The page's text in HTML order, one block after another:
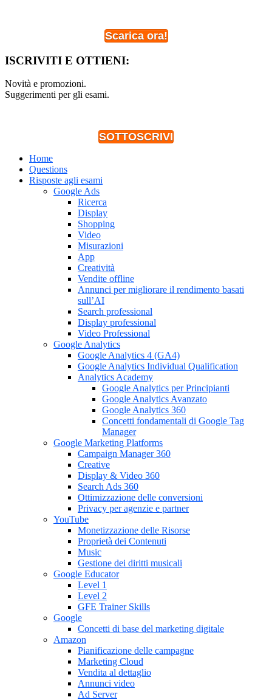
Scarica ora!
ISCRIVITI E OTTIENI:
Novità e promozioni.
Suggerimenti per gli esami.
SOTTOSCRIVI
Home
Questions
Risposte agli esami
Google Ads
Ricerca
Display
Shopping
Video
Misurazioni
App
Creatività
Vendite offline
Annunci per migliorare il rendimento basati
sull’AI
Search professional
Display professional
Video Professional
Google Analytics
Google Analytics 4 (GA4)
Google Analytics Individual Qualification
Analytics Academy
Google Analytics per Principianti
Google Analytics Avanzato
Google Analytics 360
Concetti fondamentali di Google Tag
Manager
Google Marketing Platforms
Campaign Manager 360
Creative
Display & Video 360
Search Ads 360
Ottimizzazione delle conversioni
Privacy per agenzie e partner
YouTube
Monetizzazione delle Risorse
Proprietà dei Contenuti
Music
Gestione dei diritti musicali
Google Educator
Level 1
Level 2
GFE Trainer Skills
Google
Concetti di base del marketing digitale
Amazon
Pianificazione delle campagne
Marketing Cloud
Vendita al dettaglio
Annunci video
Ad Server